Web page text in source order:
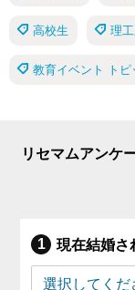
高校生 理
教育イベント トピ
リセマムアンケ
現在結婚さ